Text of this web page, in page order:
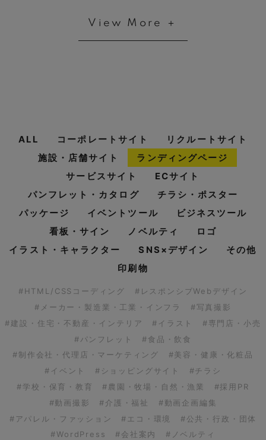
View More ＋
ALL コーポレートサイト
リクルートサイト
施設・店舗サイト
ランディングページ
サービスサイト
ECサイト
パンフレット・カタログ
チラシ・ポスター
パッケージ
イベントツール
ビジネスツール
看板・サイン
ノベルティ
ロゴ
イラスト・キャラクター
SNS×デザイン
その他
印刷物
#HTML/CSSコーディング
#レスポンシブWebデザイン
#メーカー・製造業・工業・インフラ
#写真撮影
#建設・住宅・不動産・インテリア
#イラスト
#専門店・小売
#パンフレット
#食品・飲食
#制作会社・代理店・マーケティング
#美容・健康・化粧品
#イベント
#ショッピングサイト
#チラシ
#学校・保育・教育
#農園・牧場・自然・漁業
#採用PR
#動画撮影
#介護・福祉
#動画企画編集
#アパレル・ファッション
#エコ・環境
#公共・行政・団体
#WordPress
#会社案内
#ノベルティ